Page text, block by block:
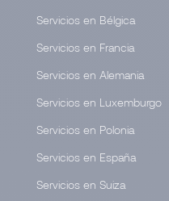
Servicios en Bélgica
Servicios en Francia
Servicios en Alemania
Servicios en Luxemburgo
Servicios en Polonia
Servicios en España
Servicios en Suiza